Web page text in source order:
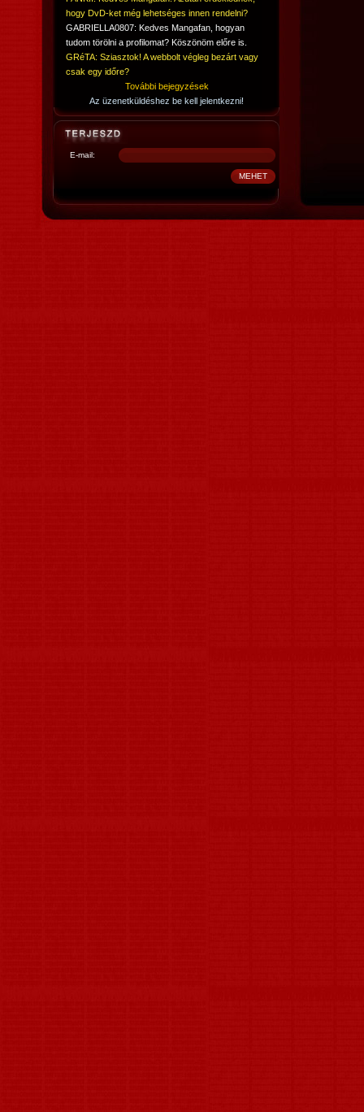
hogy DvD-ket még lehetséges innen rendelni?
GABRIELLA0807: Kedves Mangafan, hogyan
tudom törölni a profilomat? Köszönöm előre is.
GRéTA: Sziasztok! A webbolt végleg bezárt vagy
csak egy időre?
További bejegyzések
Az üzenetküldéshez be kell jelentkezni!
E-mail: